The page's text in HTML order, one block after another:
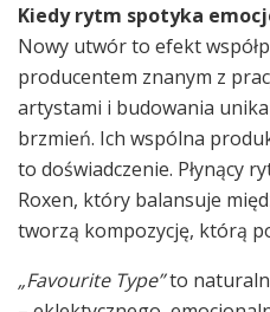
Kiedy rytm spotyka
Nowy utwór to efekt
producentem znanym z
artystami i budowania
brzmień. Ich wspólna
to doświadczenie. Płynący
Roxen, który balansuje
tworzą kompozycję, którą
„Favourite Type”to